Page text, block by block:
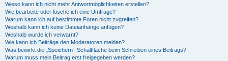
Wieso kann ich nicht mehr Antwortmöglichkeiten erstellen?
Wie bearbeite oder lösche ich eine Umfrage?
Warum kann ich auf bestimmte Foren nicht zugreifen?
Weshalb kann ich keine Dateianhänge anfügen?
Weshalb wurde ich verwarnt?
Wie kann ich Beiträge den Moderatoren melden?
Was bewirkt die „Speichern“-Schaltfläche beim Schreiben eines Beitrags?
Warum muss mein Beitrag erst freigegeben werden?